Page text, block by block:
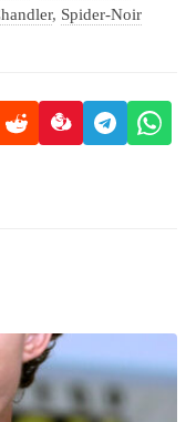
, Spider-Noir